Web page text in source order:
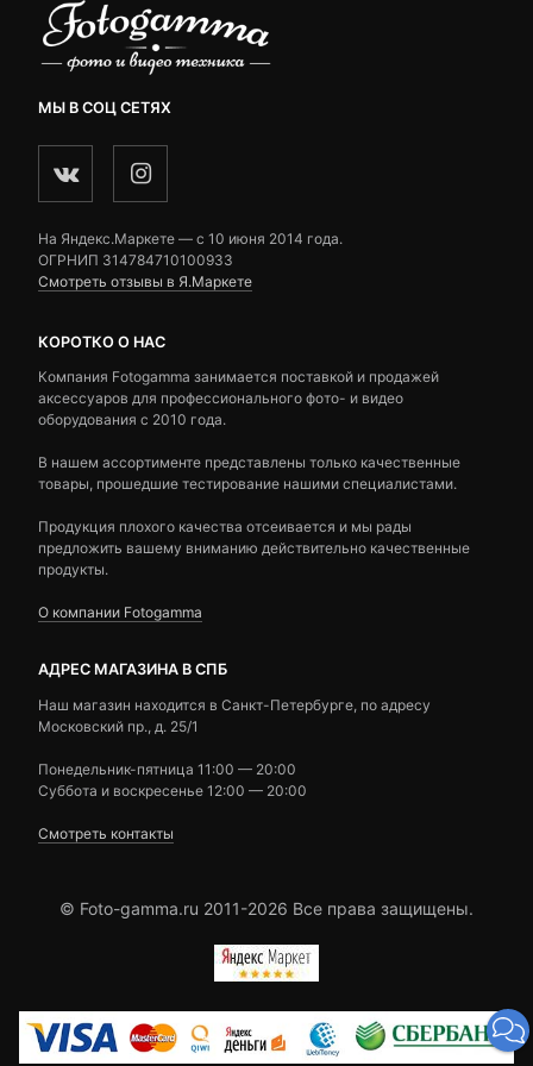
МЫ В СОЦ СЕТЯХ
На Яндекс.Маркете — c 10 июня 2014 года.
ОГРНИП 314784710100933
Смотреть отзывы в Я.Маркете
КОРОТКО О НАС
Компания Fotogamma занимается поставкой и продажей
аксессуаров для профессионального фото- и видео
оборудования с 2010 года.
В нашем ассортименте представлены только качественные
товары, прошедшие тестирование нашими специалистами.
Продукция плохого качества отсеивается и мы рады
предложить вашему вниманию действительно качественные
продукты.
О компании Fotogamma
АДРЕС МАГАЗИНА В СПБ
Наш магазин находится в Санкт-Петербурге, по адресу
Московский пр., д. 25/1
Понедельник-пятница 11:00 — 20:00
Суббота и воскресенье 12:00 — 20:00
Смотреть контакты
© Foto-gamma.ru 2011-2026 Все права защищены.